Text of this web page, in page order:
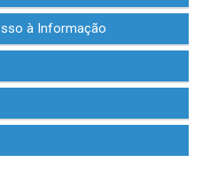
à Informação